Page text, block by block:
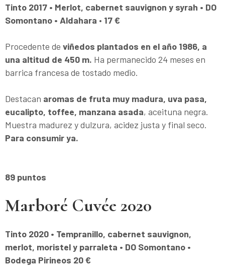
Tinto 2017 • Merlot, cabernet sauvignon y syrah • DO
Somontano • Aldahara • 17 €
Procedente de viñedos plantados en el año 1986, a
una altitud de 450 m. Ha permanecido 24 meses en
barrica francesa de tostado medio.
Destacan aromas de fruta muy madura, uva pasa,
eucalipto, toffee, manzana asada, aceituna negra.
Muestra madurez y dulzura, acidez justa y final seco.
Para consumir ya.
89 puntos
Marboré Cuvée 2020
Tinto 2020 • Tempranillo, cabernet sauvignon,
merlot, moristel y parraleta • DO Somontano •
Bodega Pirineos 20 €